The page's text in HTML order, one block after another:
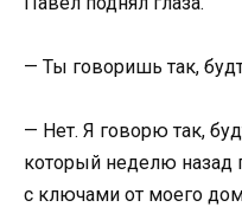
— Ты говоришь так,
— Нет. Я говорю так,
который неделю назад
с ключами от моего